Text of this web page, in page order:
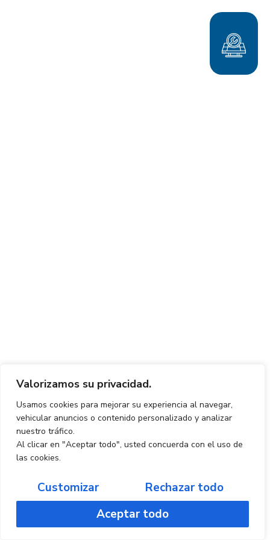
Valorizamos su privacidad.
Usamos cookies para mejorar su experiencia al navegar,
vehicular anuncios o contenido personalizado y analizar
nuestro tráfico.
Al clicar en "Aceptar todo", usted concuerda con el uso de
las cookies.
Customizar
Rechazar todo
Aceptar todo